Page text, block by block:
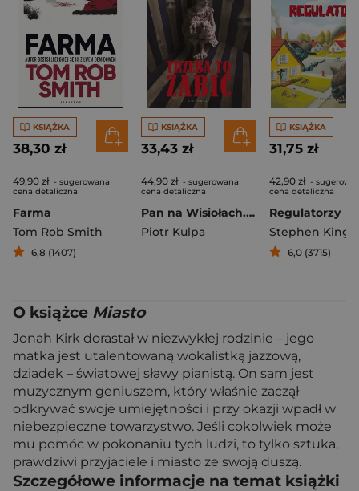
KSIĄŻKA
38,30 zł
49,90 zł - sugerowana
cena detaliczna
Farma
Tom Rob Smith
6,8 (1407)
KSIĄŻKA
33,43 zł
44,90 zł - sugerowana
cena detaliczna
Pan na Wisiołach. Trzeba to zabić
Piotr Kulpa
KSIĄŻKA
31,75 zł
42,90 zł -
cena detaliczna
Regulatorzy
Stephen King
6,0 (3715)
O książce Miasto
Jonah Kirk dorastał w niezwykłej rodzinie – jego
matka jest utalentowaną wokalistką jazzową,
dziadek – światowej sławy pianistą. On sam jest
muzycznym geniuszem, który właśnie zaczął
odkrywać swoje umiejętności i przy okazji wpadł w
niebezpieczne towarzystwo. Jeśli cokolwiek może
mu pomóc w pokonaniu tych ludzi, to tylko sztuka,
prawdziwi przyjaciele i miasto ze swoją duszą.
Szczegółowe informacje na temat książki